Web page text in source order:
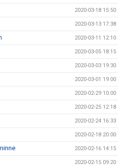
2020-03-18 15:50
2020-03-13 17:38
2020-03-11 12:10
2020-03-05 18:15
2020-03-03 19:30
2020-03-01 19:00
2020-02-29 10:00
2020-02-25 12:18
2020-02-24 16:33
2020-02-18 20:00
2020-02-16 14:15
2020-02-15 09:20